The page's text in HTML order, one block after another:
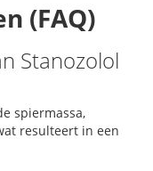
(FAQ)
Stanozolol
spiermassa,
resulteert in een